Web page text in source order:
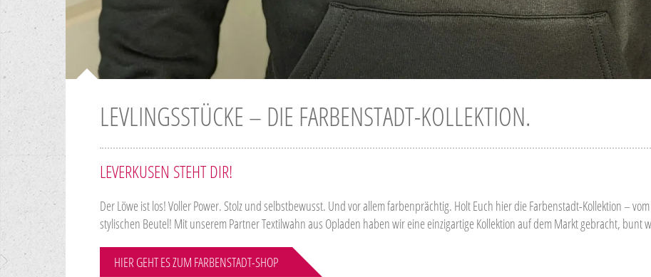
LEVLINGSSTÜCKE – DIE FARBENSTADT-KOLLEKTION.
LEVERKUSEN STEHT DIR!
Der Löwe ist los! Voller Power. Stolz und selbstbewusst. Und vor allem farbenprächtig. Holt Euch hier die Farbenstadt-Kollektion –
stylischen Beutel! Mit unserem Partner Textilwahn aus Opladen haben wir eine einzigartige Kollektion auf dem Markt gebracht, bunt
HIER GEHT ES ZUM FARBENSTADT-SHOP